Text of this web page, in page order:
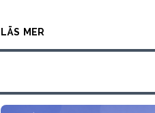
läs mer